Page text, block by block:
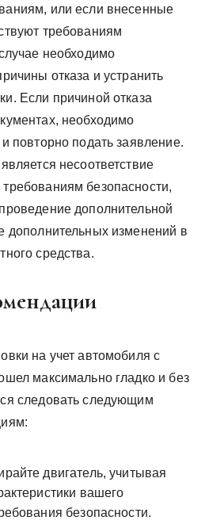
или если внесенные
требованиям
необходимо
отказа и устранить
Если причиной отказа
необходимо
повторно подать заявление.
несоответствие
безопасности,
дополнительной
дополнительных изменений в
средства.
на учет автомобиля с
максимально гладко и без
следовать следующим
двигатель, учитывая
вашего
безопасности.